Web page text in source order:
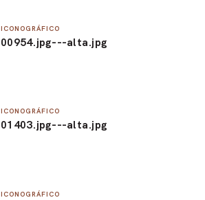
ICONOGRÁFICO
00954.jpg---alta.jpg
ICONOGRÁFICO
01403.jpg---alta.jpg
ICONOGRÁFICO